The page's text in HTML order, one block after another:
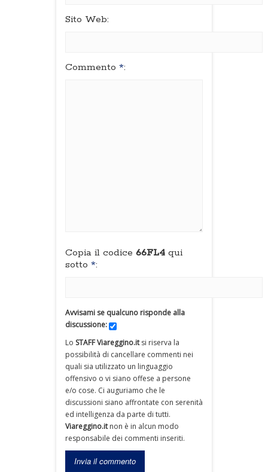
Sito Web:
Commento *:
Copia il codice 66FL4 qui
sotto *:
Avvisami se qualcuno risponde alla
discussione:
Lo STAFF Viareggino.itsi riserva la
possibilità di cancellare commenti nei
quali sia utilizzato un linguaggio
offensivo o vi siano offese a persone
e/o cose. Ci auguriamo che le
discussioni siano affrontate con serenità
ed intelligenza da parte di tutti.
Viareggino.itnon è in alcun modo
responsabile dei commenti inseriti.